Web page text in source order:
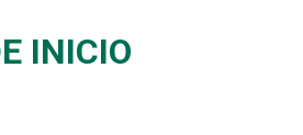
INICIO